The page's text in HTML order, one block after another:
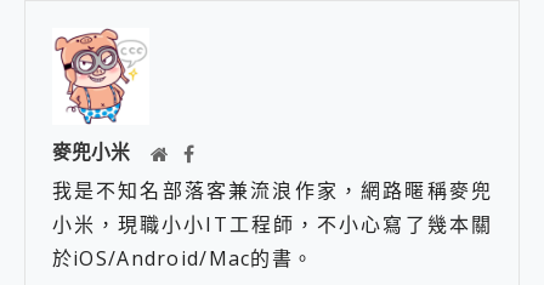
麥兜小米
我是不知名部落客兼流浪作家，網路暱稱麥兜
小米，現職小小IT工程師，不小心寫了幾本關
於iOS/Android/Mac的書。